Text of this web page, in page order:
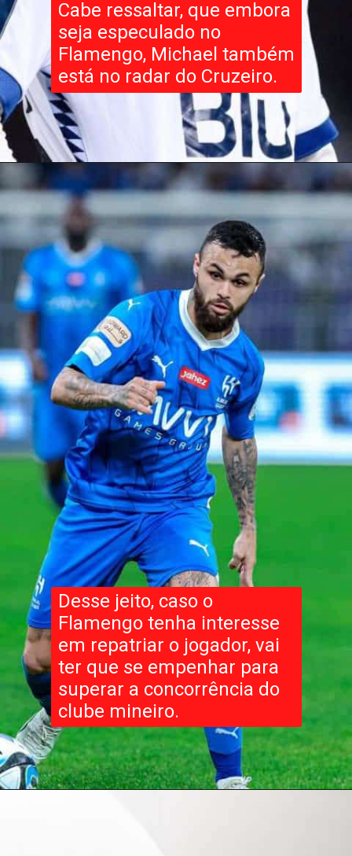
Cabe ressaltar, que embora
seja especulado no
Flamengo, Michael também
está no radar do Cruzeiro.
Desse jeito, caso o
Flamengo tenha interesse
em repatriar o jogador, vai
ter que se empenhar para
superar a concorrência do
clube mineiro.